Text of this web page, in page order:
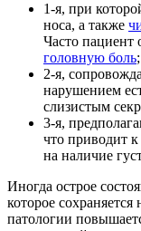
1-я, при
носа, а также
Часто пациент
головную боль;
2-я,
нарушением
слизистым
3-я,
что приводит
на наличие
Иногда острое
которое
патологии